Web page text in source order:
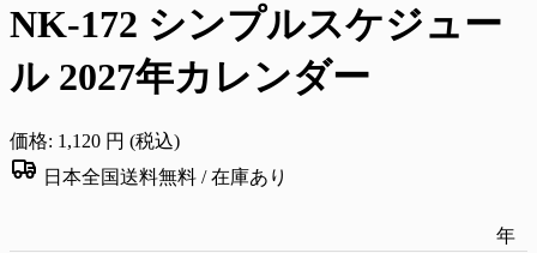
NK-172 シンプルスケジュー
ル 2027年カレンダー
価格: 1,120 円 (税込)
日本全国送料無料 /在庫あり
年